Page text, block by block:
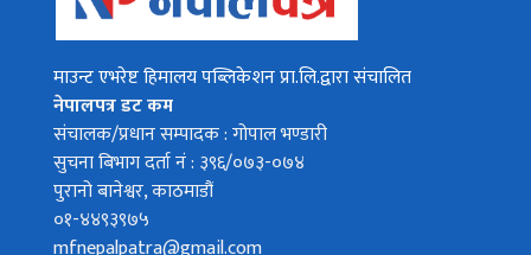
माउन्ट एभरेष्ट हिमालय पब्लिकेशन प्रा.लि.द्वारा संचालित
नेपालपत्र डट कम
संचालक/प्रधान सम्पादक : गोपाल भण्डारी
सुचना बिभाग दर्ता नं : ३९६/०७३-०७४
पुरानो बानेश्वर, काठमाडौं
०१-४४९३९७५